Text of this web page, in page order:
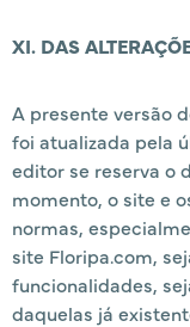
XI. DAS
A presente versão
foi atualizada pela
editor se reserva o
momento, o site e
normas,
site Floripa.com,
funcionalidades,
daquelas já